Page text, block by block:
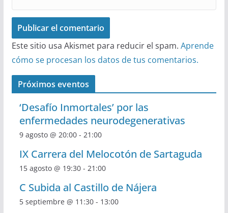
Este sitio usa Akismet para reducir el spam. Aprende
cómo se procesan los datos de tus comentarios.
Próximos eventos
‘Desafío Inmortales’ por las
enfermedades neurodegenerativas
9 agosto @ 20:00- 21:00
IX Carrera del Melocotón de Sartaguda
15 agosto @ 19:30- 21:00
C Subida al Castillo de Nájera
5 septiembre @ 11:30- 13:00